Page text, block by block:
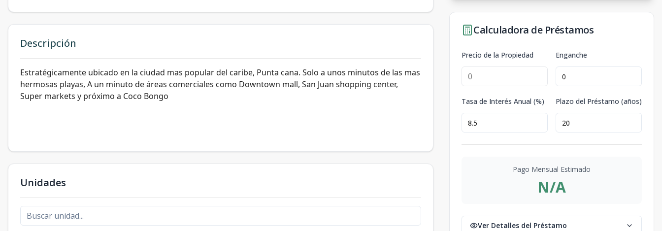
Descripción
Estratégicamente ubicado en la ciudad mas popular del caribe, Punta cana. Solo a unos minutos de las mas
hermosas playas, A un minuto de áreas comerciales como Downtown mall, San Juan shopping center,
Super markets y próximo a Coco Bongo
Unidades
Calculadora de Préstamos
Precio de la Propiedad Enganche
Tasa de Interés Anual (%) Plazo del Préstamo (años)
Pago Mensual Estimado
N/A
Ver Detalles del Préstamo